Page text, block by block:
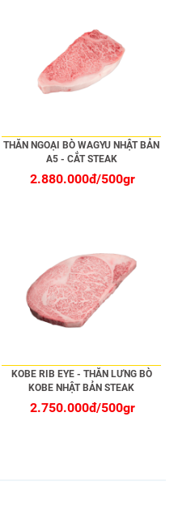
THĂN NGOẠI BÒ WAGYU NHẬT BẢN
A5 - CẮT STEAK
2.880.000đ/500gr
KOBE RIB EYE - THĂN LƯNG BÒ
KOBE NHẬT BẢN STEAK
2.750.000đ/500gr